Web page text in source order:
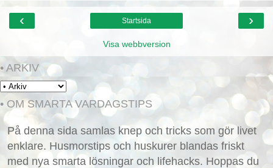
‹ ›
Startsida
Visa webbversion
• ARKIV
• OM SMARTA VARDAGSTIPS
På denna sida samlas knep och tricks som gör livet
enklare. Husmorstips och huskurer blandas friskt
med nya smarta lösningar och lifehacks. Hoppas du